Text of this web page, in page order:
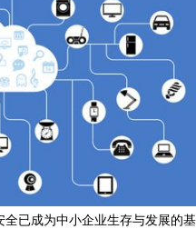
已成为中小企业生存与发展的基